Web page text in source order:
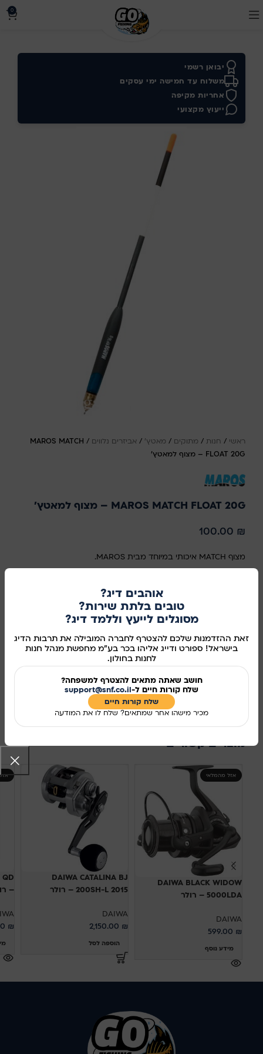
אוהבים דיג?
טובים בלתת שירות?
מסוגלים לייעץ וללמד דיג?
זאת ההזדמנות שלכם להצטרף לחברה המובילה את תרבות הדיג
בישראל! ספורט ודייג אליהו בכר בע"מ מחפשת מנהל חנות
לחנות בחולון.
חושב שאתה מתאים להצטרף למשפחה?
שלח קורות חיים ל-support@snf.co.il
שלח קורות חיים​
מכיר מישהו אחר שמתאים? שלח לו את המודעה
0
יבואן רשמי
משלוח עד חמישה ימי עסקים
אחריות מקיפה
ייעוץ מקצועי
ראשי / חנות / מתוקים / מאטץ' / אביזרים נלווים /
MAROS MATCH
FLOAT 20G – מצוף למאטץ'
MAROS MATCH FLOAT 20G – מצוף למאטץ'
100.00 ₪
מצוף MATCH איכותי במיוחד מבית MAROS.
הוספה לסל
קנו עכשיו
מידע נוסף
שיתוף ברשתות החברתיות:
מוצרים קשורים
אזל מהמלאי
DAIWA BLACK WIDOW
5000LDA – רולר
DAIWA
599.00 ₪
מידע נוסף
DAIWA CATALINA BJ
200SH-L 2015 – רולר
DAIWA
2,150.00 ₪
הוספה לסל
QD
–
₪